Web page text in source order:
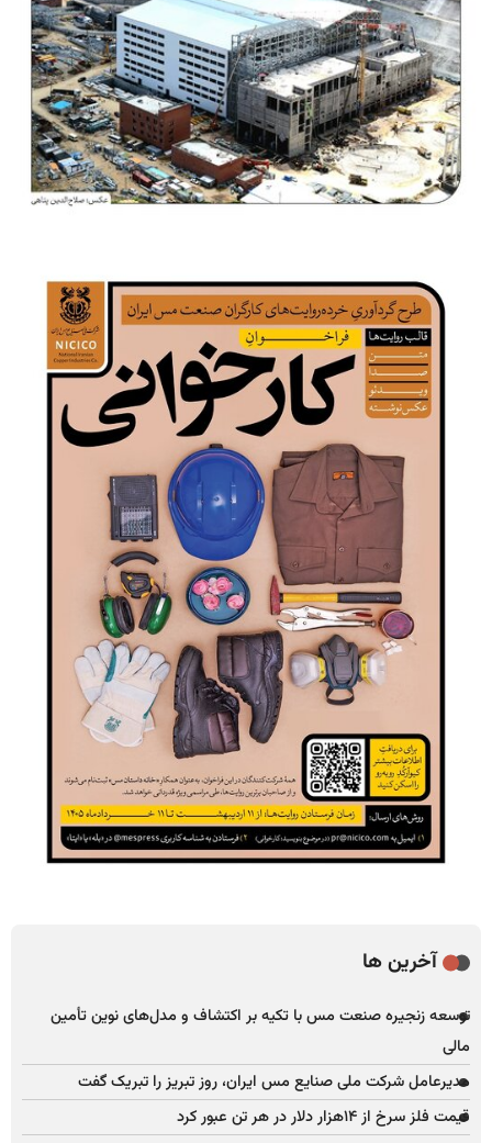
آخرین ها
توسعه زنجیره صنعت مس با تکیه بر اکتشاف و مدل‌های نوین تأمین
مالی
مدیرعامل شرکت ملی صنایع مس ایران، روز تبریز را تبریک گفت
قیمت فلز سرخ از ۱۴هزار دلار در هر تن عبور کرد